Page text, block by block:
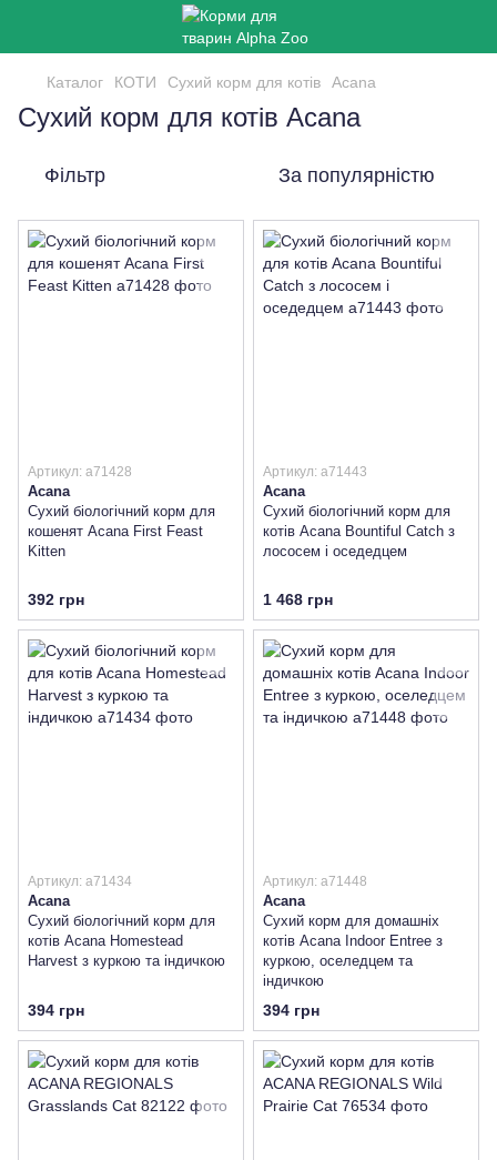
Каталог КОТИ Сухий корм для котів Acana
Сухий корм для котів Acana
Фільтр За популярністю
Артикул: a71428
Acana
Сухий біологічний корм для
кошенят Acana First Feast
Kitten
392 грн
Артикул: a71443
Acana
Сухий біологічний корм для
котів Acana Bountiful Catch з
лососем і оседедцем
1 468 грн
Артикул: a71434
Acana
Сухий біологічний корм для
котів Acana Homestead
Harvest з куркою та індичкою
394 грн
Артикул: a71448
Acana
Сухий корм для домашніх
котів Acana Indoor Entree з
куркою, оселедцем та
індичкою
394 грн